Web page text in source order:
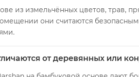
из измельчённых цветов, трав,
они считаются
от деревянных или